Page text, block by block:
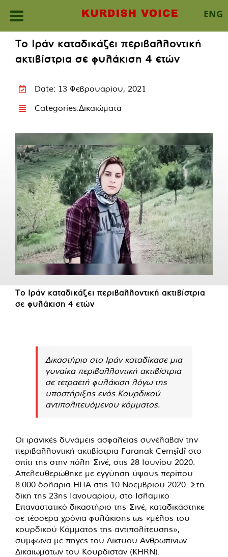
ENG
content
Το Ιράν καταδικάζει περιβαλλοντική
ακτιβίστρια σε φυλάκιση 4 ετών
Date: 13 Φεβρουαρίου, 2021
Categories:Δικαιώματα
Το Ιράν καταδικάζει περιβαλλοντική ακτιβίστρια
σε φυλάκιση 4 ετών
Δικαστήριο στο Ιράν καταδίκασε μια
γυναίκα περιβαλλοντική ακτιβίστρια
σε τετραετή φυλάκιση λόγω της
υποστήριξης ενός Κουρδικού
αντιπολιτευόμενου κόμματος.
Οι ιρανικές δυνάμεις ασφαλείας συνέλαβαν την
περιβαλλοντική ακτιβίστρια Faranak Cemşîdî στο
σπίτι της στην πόλη Σινέ, στις 28 Ιουνίου 2020.
Απελευθερώθηκε με εγγύηση ύψους περίπου
8.000 δολάρια ΗΠΑ στις 10 Νοεμβρίου 2020. Στη
δίκη της 23ης Ιανουαρίου, στο Ισλαμικό
Επαναστατικό δικαστήριο της Σινέ, καταδικάστηκε
σε τέσσερα χρόνια φυλάκισης ως «μέλος του
κουρδικού Κόμματος της αντιπολίτευσης»,
σύμφωνα με πηγές του Δικτύου Ανθρωπίνων
Δικαιωμάτων του Κουρδιστάν (KHRN).